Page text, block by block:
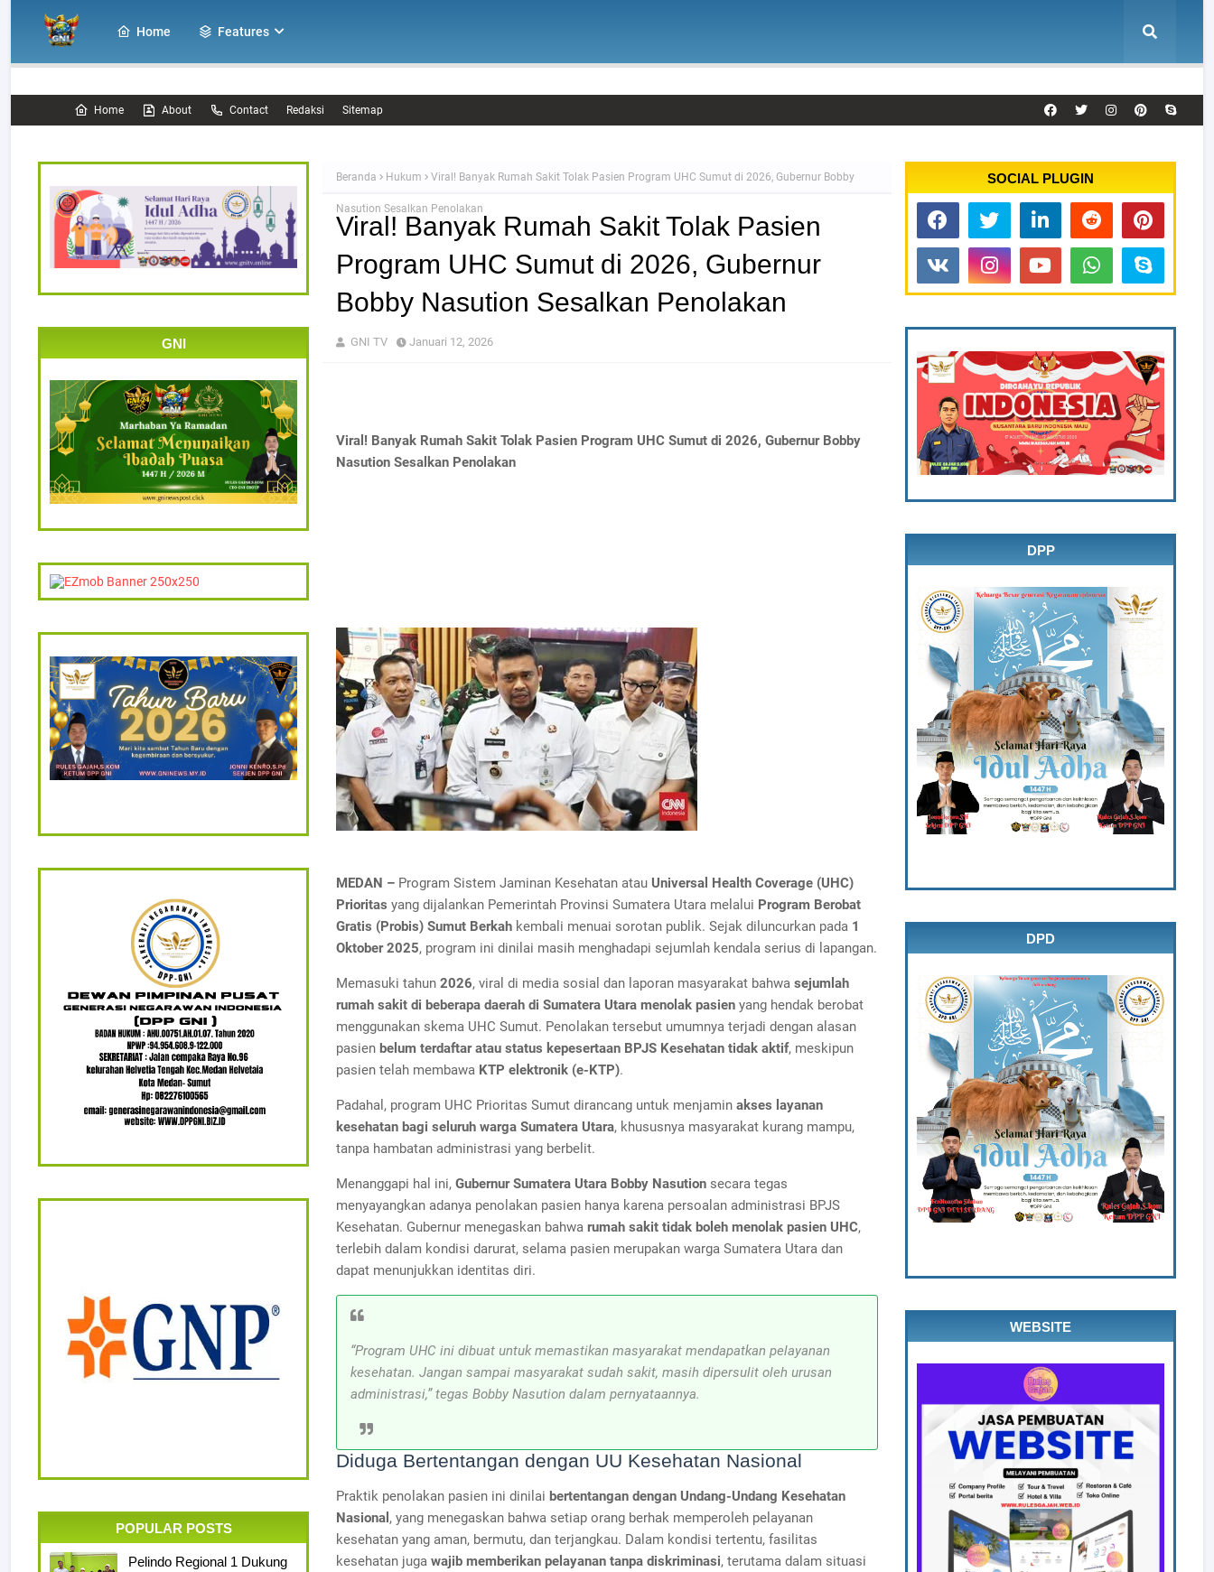
Home Features
Home About Contact Redaksi Sitemap
GNI
POPULAR POSTS
Pelindo Regional 1 Dukung
Beranda Hukum Viral! Banyak Rumah Sakit Tolak Pasien Program UHC Sumut di 2026, Gubernur Bobby
Nasution Sesalkan Penolakan
Viral! Banyak Rumah Sakit Tolak Pasien
Program UHC Sumut di 2026, Gubernur
Bobby Nasution Sesalkan Penolakan
GNI TV Januari 12, 2026
Viral! Banyak Rumah Sakit Tolak Pasien Program UHC Sumut di 2026, Gubernur Bobby
Nasution Sesalkan Penolakan
MEDAN – Program Sistem Jaminan Kesehatan atau Universal Health Coverage (UHC)
Prioritas yang dijalankan Pemerintah Provinsi Sumatera Utara melalui Program Berobat
Gratis (Probis) Sumut Berkah kembali menuai sorotan publik. Sejak diluncurkan pada 1
Oktober 2025, program ini dinilai masih menghadapi sejumlah kendala serius di lapangan.
Memasuki tahun 2026, viral di media sosial dan laporan masyarakat bahwa sejumlah
rumah sakit di beberapa daerah di Sumatera Utara menolak pasien yang hendak berobat
menggunakan skema UHC Sumut. Penolakan tersebut umumnya terjadi dengan alasan
pasien belum terdaftar atau status kepesertaan BPJS Kesehatan tidak aktif, meskipun
pasien telah membawa KTP elektronik (e-KTP).
Padahal, program UHC Prioritas Sumut dirancang untuk menjamin akses layanan
kesehatan bagi seluruh warga Sumatera Utara, khususnya masyarakat kurang mampu,
tanpa hambatan administrasi yang berbelit.
Menanggapi hal ini, Gubernur Sumatera Utara Bobby Nasution secara tegas
menyayangkan adanya penolakan pasien hanya karena persoalan administrasi BPJS
Kesehatan. Gubernur menegaskan bahwa rumah sakit tidak boleh menolak pasien UHC,
terlebih dalam kondisi darurat, selama pasien merupakan warga Sumatera Utara dan
dapat menunjukkan identitas diri.
“Program UHC ini dibuat untuk memastikan masyarakat mendapatkan pelayanan
kesehatan. Jangan sampai masyarakat sudah sakit, masih dipersulit oleh urusan
administrasi,” tegas Bobby Nasution dalam pernyataannya.
Diduga Bertentangan dengan UU Kesehatan Nasional
Praktik penolakan pasien ini dinilai bertentangan dengan Undang-Undang Kesehatan
Nasional , yang menegaskan bahwa setiap orang berhak memperoleh pelayanan
kesehatan yang aman, bermutu, dan terjangkau. Dalam kondisi tertentu, fasilitas
kesehatan juga wajib memberikan pelayanan tanpa diskriminasi, terutama dalam situasi
SOCIAL PLUGIN
DPP
DPD
WEBSITE